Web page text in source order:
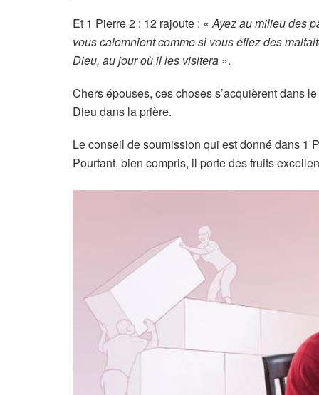
Et 1 Pierre 2 : 12 rajoute : «Ayez au milieu des
vous calomnient comme si vous étiez des
Dieu, au jour où il les visitera ».
Chers épouses, ces choses s’acquièrent dans
Dieu dans la prière.
Le conseil de soumission qui est donné dans 1
Pourtant, bien compris, il porte des fruits